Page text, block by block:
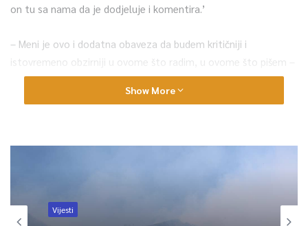
on tu sa nama da je dodjeluje i komentira.’
– Meni je ovo i dodatna obaveza da budem kritičniji i
istovremeno obzirniji u ovome što radim, u ovome što pišem –
kazao je.
te nagrade da je intelektualac evropskog ranga, a da je
– Tarik Haverić nametnuo se svojim djelom koje je tako važno
Show More
Vijesti